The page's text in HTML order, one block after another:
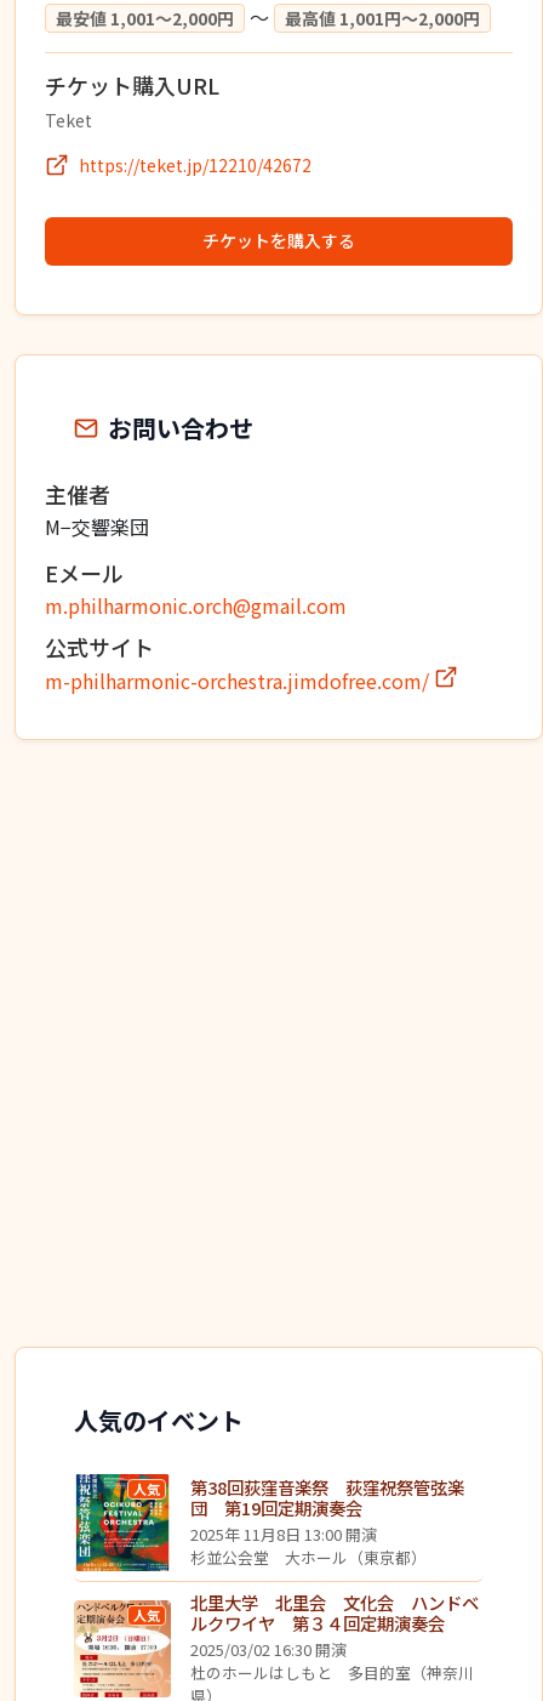
最安値 1,001〜2,000円 〜 最高値 1,001円〜2,000円
チケット購入URL
Teket
https://teket.jp/12210/42672
チケットを購入する
お問い合わせ
主催者
M−交響楽団
Eメール
m.philharmonic.orch@gmail.com
公式サイト
m-philharmonic-orchestra.jimdofree.com/
人気のイベント
人気
第38回荻窪音楽祭 荻窪祝祭管弦楽
団 第19回定期演奏会
2025年 11月8日 13:00 開演
杉並公会堂 大ホール（東京都）
人気
北里大学 北里会 文化会 ハンドベ
ルクワイヤ 第３４回定期演奏会
2025/03/02 16:30 開演
杜のホールはしもと 多目的室（神奈川
県）